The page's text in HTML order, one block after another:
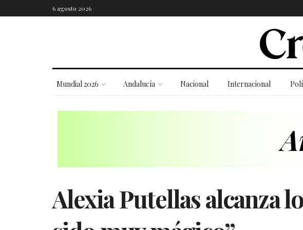
6 agosto 2026
Mundial 2026 Andalucía Nacional Internacional
Alexia Putellas alcanza